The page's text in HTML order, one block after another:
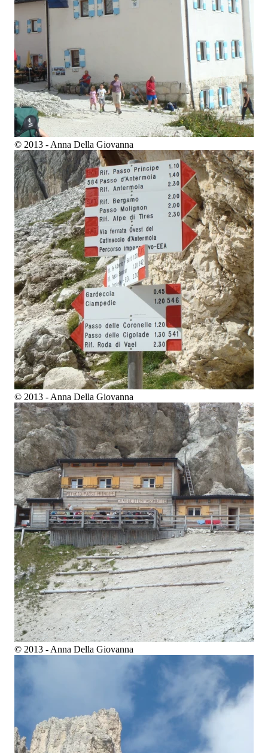
© 2013 - Anna Della Giovanna
© 2013 - Anna Della Giovanna
© 2013 - Anna Della Giovanna